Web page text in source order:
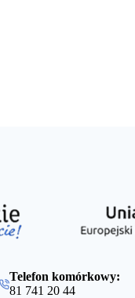
Telefon komórkowy:
81 741 20 44